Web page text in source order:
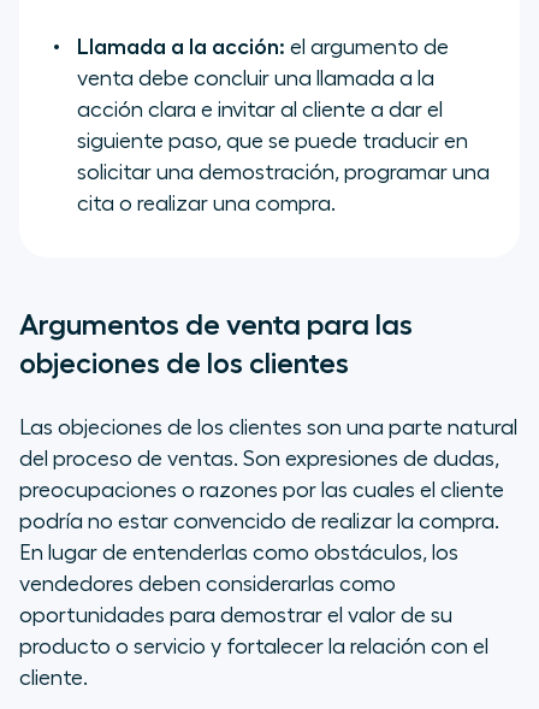
Llamada a la acción: el argumento de
venta debe concluir una llamada a la
acción clara e invitar al cliente a dar el
siguiente paso, que se puede traducir en
solicitar una demostración, programar una
cita o realizar una compra.
Argumentos de venta para las
objeciones de los clientes
Las objeciones de los clientes son una parte natural
del proceso de ventas. Son expresiones de dudas,
preocupaciones o razones por las cuales el cliente
podría no estar convencido de realizar la compra.
En lugar de entenderlas como obstáculos, los
vendedores deben considerarlas como
oportunidades para demostrar el valor de su
producto o servicio y fortalecer la relación con el
cliente.